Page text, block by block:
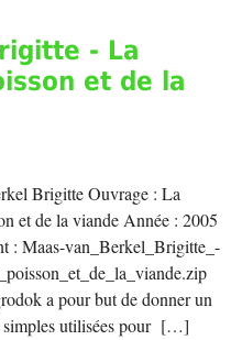
- La
et de la
Brigitte Ouvrage : La
et de la viande Année : 2005
: Maas-van_Berkel_Brigitte_-
a pour but de donner un
simples utilisées pour […]